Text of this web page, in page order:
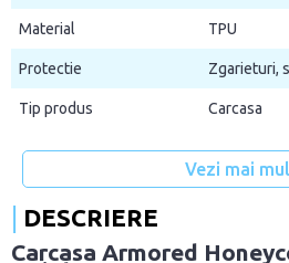
Material TPU
Protectie Zgarieturi,
Tip produs Carcasa
Vezi mai
DESCRIERE
Carcasa Armored